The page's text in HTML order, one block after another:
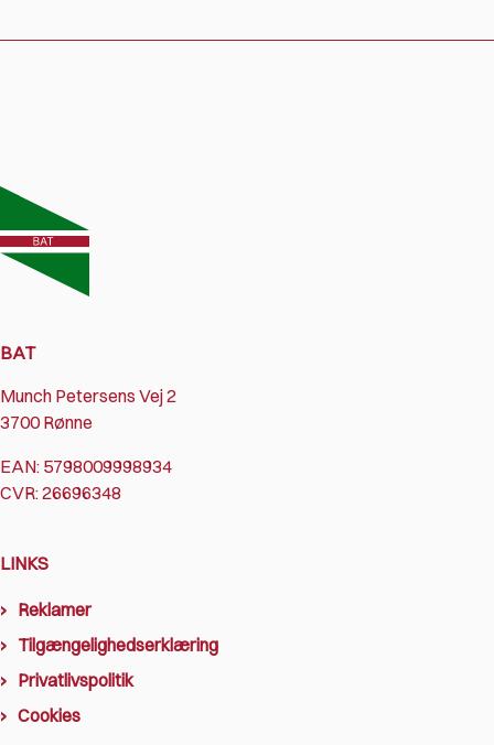
BAT
Munch Petersens Vej 2
3700 Rønne
EAN: 5798009998934
CVR: 26696348
LINKS
Reklamer
Tilgængelighedserklæring
Privatlivspolitik
Cookies